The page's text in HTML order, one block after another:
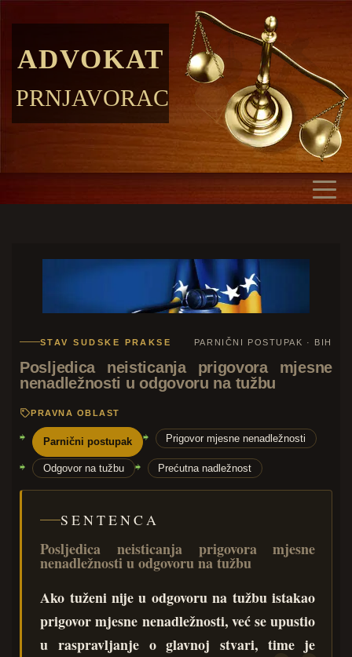
ADVOKAT
PRNJAVORAC
STAV SUDSKE PRAKSE PARNIČNI POSTUPAK · BIH
Posljedica neisticanja prigovora mjesne
nenadležnosti u odgovoru na tužbu
PRAVNA OBLAST
Parnični postupak Prigovor mjesne nenadležnosti
Odgovor na tužbu Prećutna nadležnost
SENTENCA
Posljedica neisticanja prigovora mjesne
nenadležnosti u odgovoru na tužbu
Ako tuženi nije u odgovoru na tužbu istakao
prigovor mjesne nenadležnosti, već se upustio
u raspravljanje o glavnoj stvari, time je